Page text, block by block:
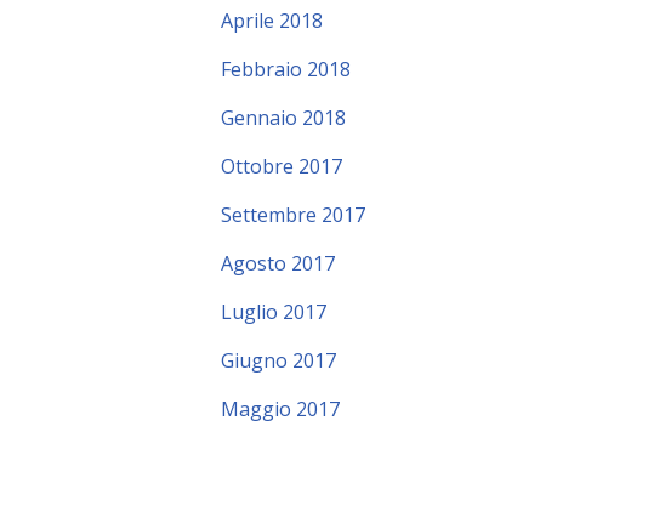
Aprile 2018
Febbraio 2018
Gennaio 2018
Ottobre 2017
Settembre 2017
Agosto 2017
Luglio 2017
Giugno 2017
Maggio 2017